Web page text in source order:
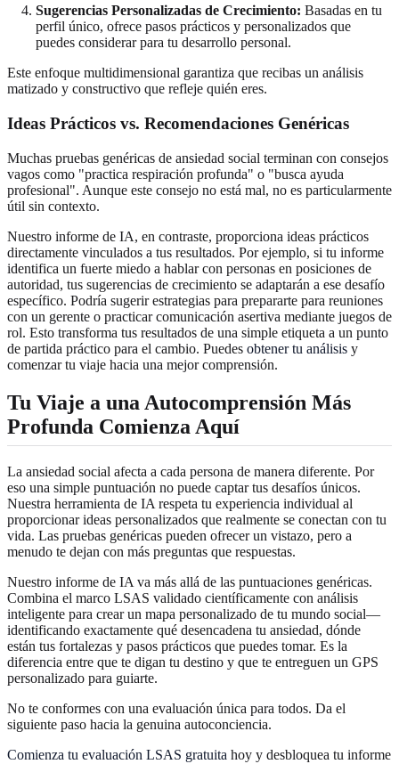
Sugerencias Personalizadas de Crecimiento: Basadas en tu
perfil único, ofrece pasos prácticos y personalizados que
puedes considerar para tu desarrollo personal.
Este enfoque multidimensional garantiza que recibas un análisis
matizado y constructivo que refleje quién eres.
Ideas Prácticos vs. Recomendaciones Genéricas
Muchas pruebas genéricas de ansiedad social terminan con consejos
vagos como "practica respiración profunda" o "busca ayuda
profesional". Aunque este consejo no está mal, no es particularmente
útil sin contexto.
Nuestro informe de IA, en contraste, proporciona ideas prácticos
directamente vinculados a tus resultados. Por ejemplo, si tu informe
identifica un fuerte miedo a hablar con personas en posiciones de
autoridad, tus sugerencias de crecimiento se adaptarán a ese desafío
específico. Podría sugerir estrategias para prepararte para reuniones
con un gerente o practicar comunicación asertiva mediante juegos de
rol. Esto transforma tus resultados de una simple etiqueta a un punto
de partida práctico para el cambio. Puedes obtener tu análisis y
comenzar tu viaje hacia una mejor comprensión.
Tu Viaje a una Autocomprensión Más
Profunda Comienza Aquí
La ansiedad social afecta a cada persona de manera diferente. Por
eso una simple puntuación no puede captar tus desafíos únicos.
Nuestra herramienta de IA respeta tu experiencia individual al
proporcionar ideas personalizados que realmente se conectan con tu
vida. Las pruebas genéricas pueden ofrecer un vistazo, pero a
menudo te dejan con más preguntas que respuestas.
Nuestro informe de IA va más allá de las puntuaciones genéricas.
Combina el marco LSAS validado científicamente con análisis
inteligente para crear un mapa personalizado de tu mundo social—
identificando exactamente qué desencadena tu ansiedad, dónde
están tus fortalezas y pasos prácticos que puedes tomar. Es la
diferencia entre que te digan tu destino y que te entreguen un GPS
personalizado para guiarte.
No te conformes con una evaluación única para todos. Da el
siguiente paso hacia la genuina autoconciencia.
Comienza tu evaluación LSAS gratuita hoy y desbloquea tu informe